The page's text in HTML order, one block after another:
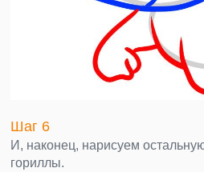
Шаг 6
И, наконец, нарисуем
гориллы.